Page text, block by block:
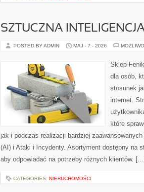
SZTUCZNA
POSTED BY ADMIN MAJ - 7 - 2026
Sklep-
dla osób,
stosunek
internet.
które
jak i podczas realizacji bardziej
(AI) i Ataki i Incydenty. Asortyment dostępny na
aby odpowiadać na potrzeby różnych klientów.
CATEGORIES: NIERUCHOMOŚCI